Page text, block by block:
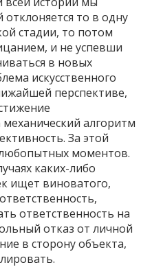
то в одну
стадии, то потом
и не успевши
в новых
искусственного
перспективе,
алгоритм
За этой
моментов.
каких-либо
ищет виноватого,
ответственность на
отказ от личной
в сторону объекта,